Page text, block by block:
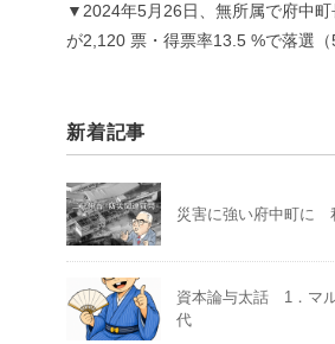
▼2024年5月26日、無所属で府中町
が2,120 票・得票率13.5 %で落選（
新着記事
災害に強い府中町に
資本論与太話 1．マ
代